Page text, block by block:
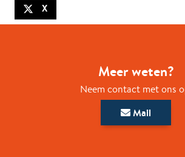
X
Meer weten?
Neem contact met ons
Mail